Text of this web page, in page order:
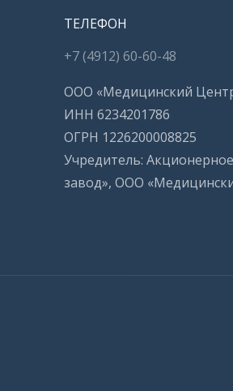
ТЕЛЕФОН
+7 (4912) 60-60-48
ООО «Медицинский
ИНН 6234201786
ОГРН 1226200008825
Учредитель:
завод», ООО